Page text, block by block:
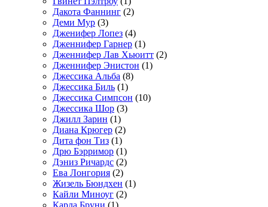
Дакота Фаннинг (2)
Деми Мур (3)
Дженифер Лопез (4)
Дженнифер Гарнер (1)
Дженнифер Лав Хьюитт (2)
Дженнифер Энистон (1)
Джессика Альба (8)
Джессика Биль (1)
Джессика Симпсон (10)
Джессика Шор (3)
Джилл Зарин (1)
Диана Крюгер (2)
Дита фон Тиз (1)
Дрю Бэрримор (1)
Дэниз Ричардс (2)
Ева Лонгория (2)
Жизель Бюндхен (1)
Кайли Миноуг (2)
Карла Бруни (1)